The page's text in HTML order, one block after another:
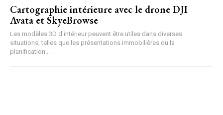
Cartographie intérieure avec le drone DJI
Avata et SkyeBrowse
Les modèles 3D d'intérieur peuvent être utiles dans diverses
situations, telles que les présentations immobilières ou la
planification...